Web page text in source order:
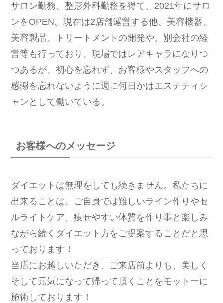
サロン勤務、整形外科勤務を得て、2021年にサロ
ンをOPEN。現在は2店舗運営する他、美容機器、
美容製品、トリートメントの開発や、別会社の経
営等も行っており、現場ではレアキャラになりつ
つあるが、初心を忘れず、お客様やスタッフへの
感謝を忘れないように週に何日かはエステティシ
ャンとして働いている。
お客様へのメッセージ
ダイエットは無理をしても続きません。私たちに
出来ることは、ご自身では難しいライン作りやセ
ルライトケア、痩せやすい体質を作り事と楽しみ
ながら続くダイエット方をご提案することだと思
っております！
当店にお越しいただき、ご来店前よりも、美しく
そして元気になって帰って頂くことをモットーに
施術しております！